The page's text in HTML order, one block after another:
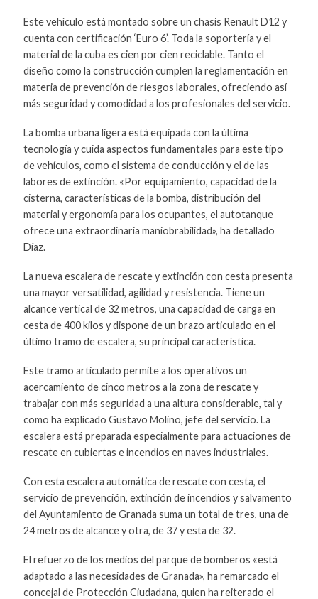
Este vehículo está montado sobre un chasis Renault D12 y
cuenta con certificación ‘Euro 6’. Toda la soportería y el
material de la cuba es cien por cien reciclable. Tanto el
diseño como la construcción cumplen la reglamentación en
materia de prevención de riesgos laborales, ofreciendo así
más seguridad y comodidad a los profesionales del servicio.
La bomba urbana ligera está equipada con la última
tecnología y cuida aspectos fundamentales para este tipo
de vehículos, como el sistema de conducción y el de las
labores de extinción. «Por equipamiento, capacidad de la
cisterna, características de la bomba, distribución del
material y ergonomía para los ocupantes, el autotanque
ofrece una extraordinaria maniobrabilidad», ha detallado
Díaz.
La nueva escalera de rescate y extinción con cesta presenta
una mayor versatilidad, agilidad y resistencia. Tiene un
alcance vertical de 32 metros, una capacidad de carga en
cesta de 400 kilos y dispone de un brazo articulado en el
último tramo de escalera, su principal característica.
Este tramo articulado permite a los operativos un
acercamiento de cinco metros a la zona de rescate y
trabajar con más seguridad a una altura considerable, tal y
como ha explicado Gustavo Molino, jefe del servicio. La
escalera está preparada especialmente para actuaciones de
rescate en cubiertas e incendios en naves industriales.
Con esta escalera automática de rescate con cesta, el
servicio de prevención, extinción de incendios y salvamento
del Ayuntamiento de Granada suma un total de tres, una de
24 metros de alcance y otra, de 37 y esta de 32.
El refuerzo de los medios del parque de bomberos «está
adaptado a las necesidades de Granada», ha remarcado el
concejal de Protección Ciudadana, quien ha reiterado el